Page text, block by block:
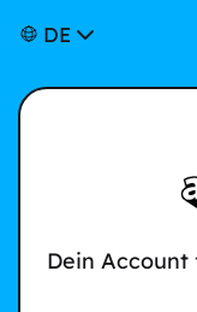
DE
Dein Account